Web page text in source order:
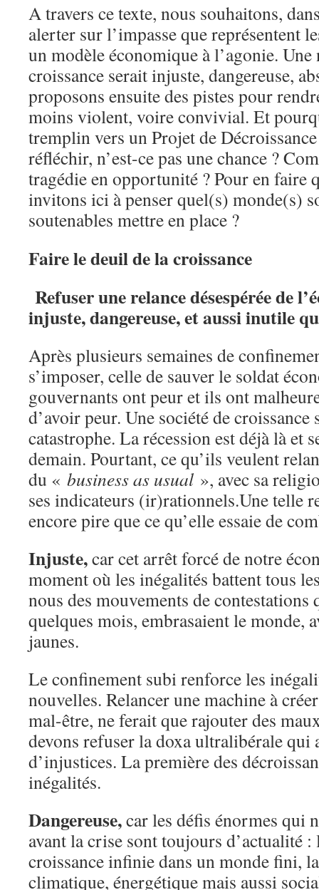
A travers ce texte, nous souhaitons,
alerter sur l’impasse que représentent
un modèle économique à l’agonie.
croissance serait injuste, dangereuse,
proposons ensuite des pistes pour
moins violent, voire convivial. Et
tremplin vers un Projet de
réfléchir, n’est-ce pas une chance ?
tragédie en opportunité ? Pour en faire
invitons ici à penser quel(s) monde(s)
soutenables mettre en place ?
Faire le deuil de la croissance
Refuser une relance désespérée de
injuste, dangereuse,etaussi inutile
Après plusieurs semaines de
s’imposer, celle de sauver le soldat
gouvernants ont peur et ils ont
d’avoir peur. Une société de croissance
catastrophe. La récession est déjà là et
demain. Pourtant, ce qu’ils veulent
du « business as usual », avec sa
ses indicateurs (ir)rationnels.Une telle
encore pire que ce qu’elle essaie de
Injuste,car cet arrêt forcé de notre
moment où les inégalités battent tous
nous des mouvements de
quelques mois, embrasaient le monde,
jaunes.
Le confinement subi renforce les
nouvelles. Relancer une machine à
mal-être, ne ferait que rajouter des
devons refuser la doxa ultralibérale qui
d’injustices. La première des
inégalités.
Dangereuse,car les défis énormes qui
avant la crise sont toujours d’actualité
croissance infinie dans un monde fini,
climatique, énergétique mais aussi